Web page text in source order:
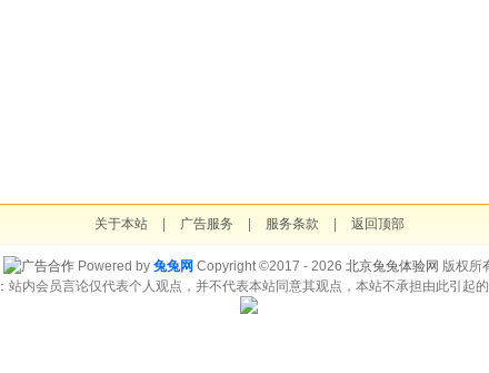
关于本站 广告服务 服务条款 返回顶部
Powered by 兔兔网 Copyright ©2017 - 2026 北京兔兔体验网 版权所
站内会员言论仅代表个人观点，并不代表本站同意其观点，本站不承担由此引起的